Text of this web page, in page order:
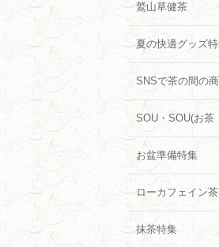
鷲山草健茶
夏の快適グッズ
SNSで茶の間の
SOU・SOU(お茶
お盆準備特集
ローカフェイン茶
抹茶特集